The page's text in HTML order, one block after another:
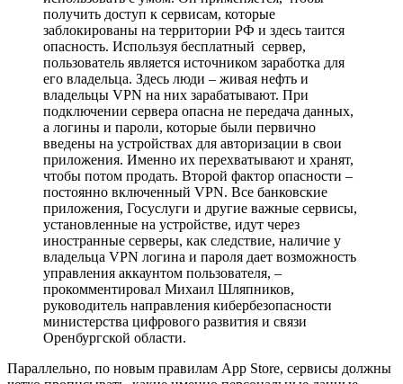
получить доступ к сервисам, которые
заблокированы на территории РФ и здесь таится
опасность. Используя бесплатный сервер,
пользователь является источником заработка для
его владельца. Здесь люди – живая нефть и
владельцы VPN на них зарабатывают. При
подключении сервера опасна не передача данных,
а логины и пароли, которые были первично
введены на устройствах для авторизации в свои
приложения. Именно их перехватывают и хранят,
чтобы потом продать. Второй фактор опасности –
постоянно включенный VPN. Все банковские
приложения, Госуслуги и другие важные сервисы,
установленные на устройстве, идут через
иностранные серверы, как следствие, наличие у
владельца VPN логина и пароля дает возможность
управления аккаунтом пользователя, –
прокомментировал Михаил Шляпников,
руководитель направления кибербезопасности
министерства цифрового развития и связи
Оренбургской области.
Параллельно, по новым правилам App Store, сервисы должны